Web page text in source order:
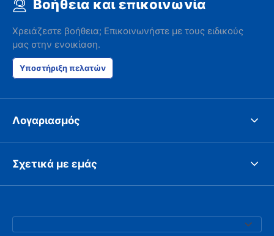
Βοήθεια και επικοινωνία
Χρειάζεστε βοήθεια; Επικοινωνήστε με τους ειδικούς
μας στην ενοικίαση.
Υποστήριξη πελατών
Λογαριασμός
Σχετικά με εμάς